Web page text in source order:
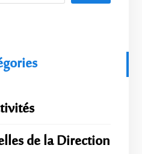
de la Direction